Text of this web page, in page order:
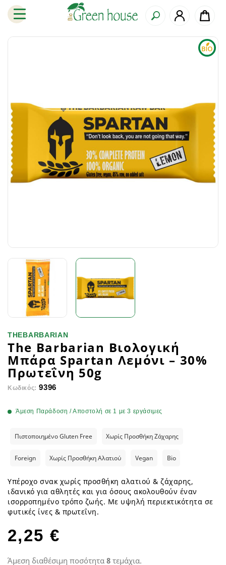
THEBARBARIAN
The Barbarian Βιολογική
Μπάρα Spartan Λεμόνι – 30%
Πρωτεΐνη 50g
Κωδικός: 9396
Άμεση Παράδοση / Αποστολή σε 1 με 3 εργάσιμες
Πιστοποιημένο Gluten Free Χωρίς Προσθήκη Ζάχαρης
Foreign Χωρίς Προσθήκη Αλατιού Vegan Bio
Υπέροχο σνακ χωρίς προσθήκη αλατιού & ζάχαρης,
ιδανικό για αθλητές και για όσους ακολουθούν έναν
ισορροπημένο τρόπο ζωής. Με υψηλή περιεκτικότητα σε
φυτικές ίνες & πρωτεΐνη.
2,25 €
Άμεση διαθέσιμη ποσότητα 8 τεμάχια.